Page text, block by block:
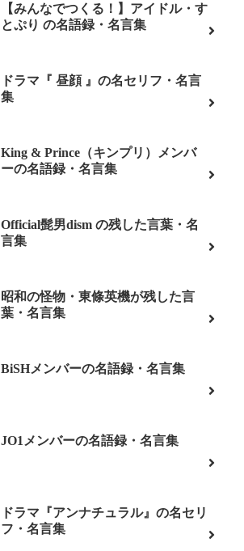
【みんなでつくる！】アイドル・す
とぷり の名語録・名言集
ドラマ『 昼顔 』の名セリフ・名言
集
King & Prince（キンプリ）メンバ
ーの名語録・名言集
Official髭男dism の残した言葉・名
言集
昭和の怪物・東條英機が残した言
葉・名言集
BiSHメンバーの名語録・名言集
JO1メンバーの名語録・名言集
ドラマ『アンナチュラル』の名セリ
フ・名言集